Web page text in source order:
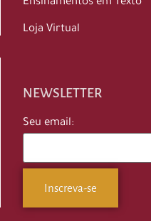
Loja Virtual
NEWSLETTER
Seu email: